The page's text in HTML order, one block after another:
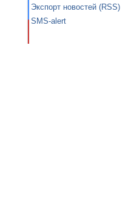
Экспорт новостей (RSS)
SMS-alert